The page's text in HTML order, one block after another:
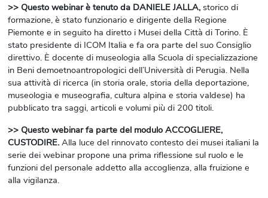
>> Questo webinar è tenuto da DANIELE JALLA, storico di
formazione, è stato funzionario e dirigente della Regione
Piemonte e in seguito ha diretto i Musei della Città di Torino. È
stato presidente di ICOM Italia e fa ora parte del suo Consiglio
direttivo. È docente di museologia alla Scuola di specializzazione
in Beni demoetnoantropologici dell’Università di Perugia. Nella
sua attività di ricerca (in storia orale, storia della deportazione,
museologia e museografia, cultura alpina e storia valdese) ha
pubblicato tra saggi, articoli e volumi più di 200 titoli.
>> Questo webinar fa parte del modulo ACCOGLIERE,
CUSTODIRE. Alla luce del rinnovato contesto dei musei italiani la
serie dei webinar propone una prima riflessione sul ruolo e le
funzioni del personale addetto alla accoglienza, alla fruizione e
alla vigilanza.